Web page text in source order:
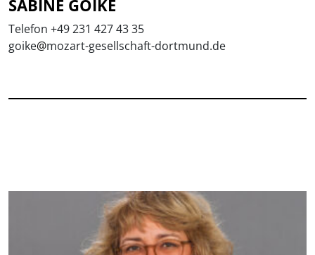
SABINE GOIKE
Telefon +49 231 427 43 35
goike@mozart-gesellschaft-dortmund.de